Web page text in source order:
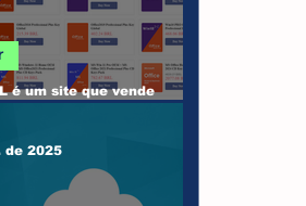
é um site que vende
Windows, Office, outros
de 2025